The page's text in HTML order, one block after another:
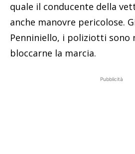
quale il conducente della
anche manovre pericolose.
Penniniello, i poliziotti sono
bloccarne la marcia.
Pubblicità